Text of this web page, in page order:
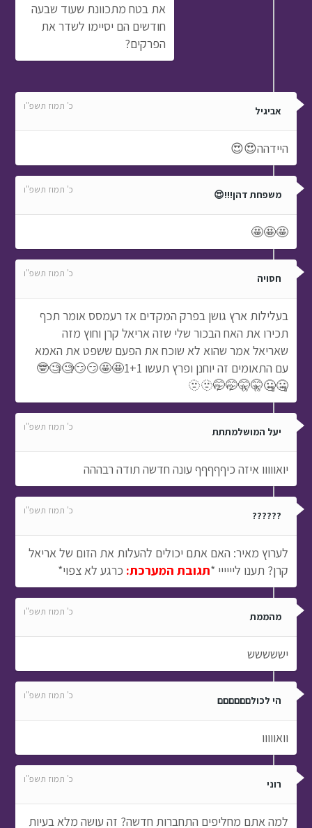
את בטח מתכוונת שעוד שבעה
חודשים הם יסיימו לשדר את
הפרקים?
אביגיל כ' תמוז תשפ"ו
היידהה😍😍
משפחת דהן!!!😍 כ' תמוז תשפ"ו
🤩🤩🤩
חסויה כ' תמוז תשפ"ו
בעלילות ארץ גושן בפרק המקדים אז רעמסס אומר תכף
תכירו את האח הבכור שלי שזה אריאל קרן וחוץ מזה
שאריאל אמר שהוא לא שוכח את הפעם ששפט את האמא
עם התאומים זה יוחנן ופרץ תעשו 1+1🤩🤩😏😏🧐🧐🤓
🤐🤐🤫🤫🤭🤭🫥🫥
יעל המושלמתתת כ' תמוז תשפ"ו
יואווווו איזה כיףףףףף עונה חדשה תודה רבההה
?????? כ' תמוז תשפ"ו
לערוץ מאיר: האם אתם יכולים להעלות את הזום של אריאל
קרן? תענו ליייייי *תגובת המערכת: כרגע לא צפוי*
מהממת כ' תמוז תשפ"ו
יששששש
הי לכולםםםםםם כ' תמוז תשפ"ו
וואווווו
רוני כ' תמוז תשפ"ו
למה אתם מחליפים התחברות חדשה? זה עושה מלא בעיות